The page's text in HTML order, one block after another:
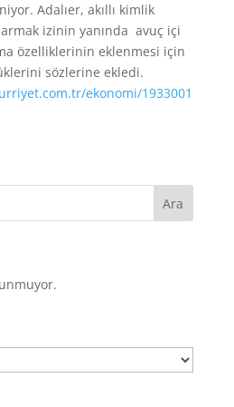
Adalıer, akıllı kimlik
izinin yanında avuç içi
özelliklerinin eklenmesi için
sözlerine ekledi.
ekonomi/1933001